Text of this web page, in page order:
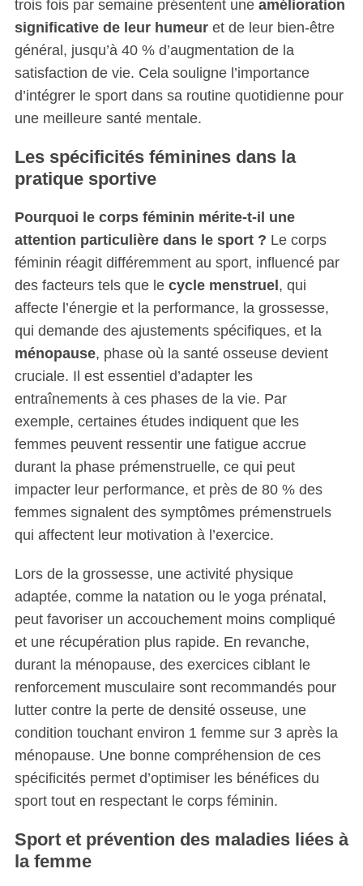
trois fois par semaine présentent une amélioration
significative de leur humeuret de leur bien-être
général, jusqu’à 40 % d’augmentation de la
satisfaction de vie. Cela souligne l’importance
d’intégrer le sport dans sa routine quotidienne pour
une meilleure santé mentale.
Les spécificités féminines dans la
pratique sportive
Pourquoi le corps féminin mérite-t-il une
attention particulière dans le sport ? Le corps
féminin réagit différemment au sport, influencé par
des facteurs tels que le cycle menstruel, qui
affecte l’énergie et la performance, la grossesse,
qui demande des ajustements spécifiques, et la
ménopause, phase où la santé osseuse devient
cruciale. Il est essentiel d’adapter les
entraînements à ces phases de la vie. Par
exemple, certaines études indiquent que les
femmes peuvent ressentir une fatigue accrue
durant la phase prémenstruelle, ce qui peut
impacter leur performance, et près de 80 % des
femmes signalent des symptômes prémenstruels
qui affectent leur motivation à l’exercice.
Lors de la grossesse, une activité physique
adaptée, comme la natation ou le yoga prénatal,
peut favoriser un accouchement moins compliqué
et une récupération plus rapide. En revanche,
durant la ménopause, des exercices ciblant le
renforcement musculaire sont recommandés pour
lutter contre la perte de densité osseuse, une
condition touchant environ 1 femme sur 3 après la
ménopause. Une bonne compréhension de ces
spécificités permet d’optimiser les bénéfices du
sport tout en respectant le corps féminin.
Sport et prévention des maladies liées à
la femme
a
c
o